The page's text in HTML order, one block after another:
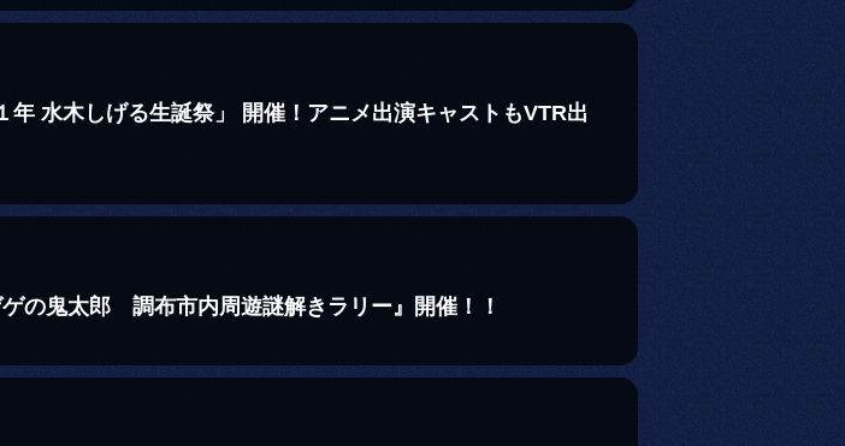
水木しげる生誕祭」 開催！アニメ出演キャストもVTR出
の鬼太郎 調布市内周遊謎解きラリー』開催！！